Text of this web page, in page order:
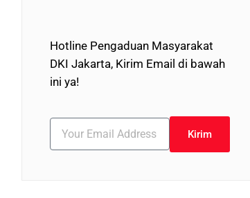
Hotline Pengaduan Masyarakat
DKI Jakarta, Kirim Email di bawah
ini ya!
Kirim